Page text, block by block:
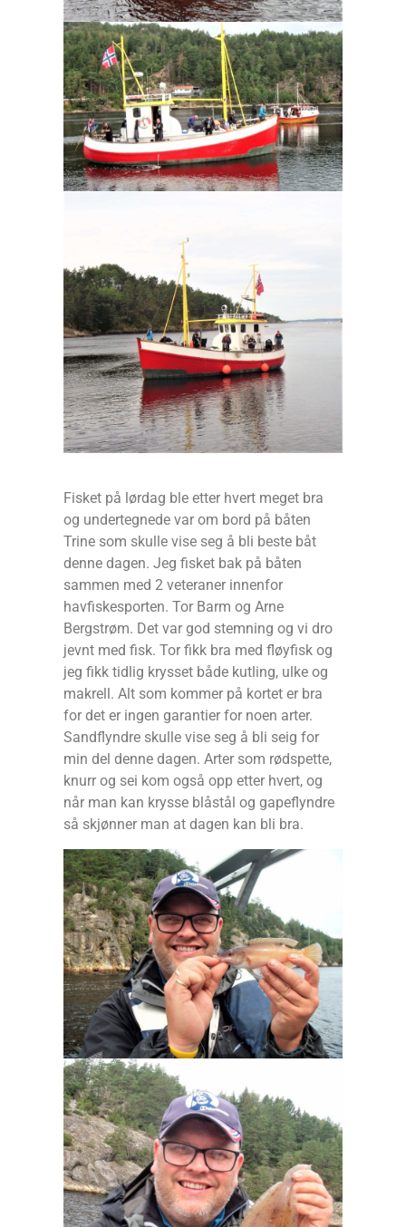
Fisket på lørdag ble etter hvert meget bra
og undertegnede var om bord på båten
Trine som skulle vise seg å bli beste båt
denne dagen. Jeg fisket bak på båten
sammen med 2 veteraner innenfor
havfiskesporten. Tor Barm og Arne
Bergstrøm. Det var god stemning og vi dro
jevnt med fisk. Tor fikk bra med fløyfisk og
jeg fikk tidlig krysset både kutling, ulke og
makrell. Alt som kommer på kortet er bra
for det er ingen garantier for noen arter.
Sandflyndre skulle vise seg å bli seig for
min del denne dagen. Arter som rødspette,
knurr og sei kom også opp etter hvert, og
når man kan krysse blåstål og gapeflyndre
så skjønner man at dagen kan bli bra.